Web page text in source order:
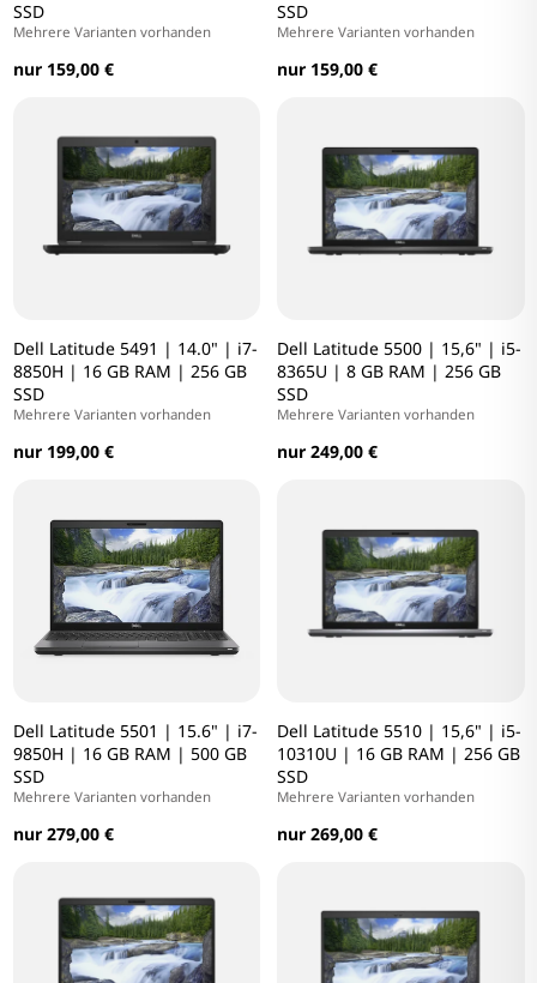
SSD
Mehrere Varianten vorhanden
nur 159,00 €
SSD
Mehrere Varianten vorhanden
nur 159,00 €
Dell Latitude 5491 | 14.0" | i7-
8850H | 16 GB RAM | 256 GB
SSD
Mehrere Varianten vorhanden
nur 199,00 €
Dell Latitude 5500 | 15,6" | i5-
8365U | 8 GB RAM | 256 GB
SSD
Mehrere Varianten vorhanden
nur 249,00 €
Dell Latitude 5501 | 15.6" | i7-
9850H | 16 GB RAM | 500 GB
SSD
Mehrere Varianten vorhanden
nur 279,00 €
Dell Latitude 5510 | 15,6" | i5-
10310U | 16 GB RAM | 256 GB
SSD
Mehrere Varianten vorhanden
nur 269,00 €